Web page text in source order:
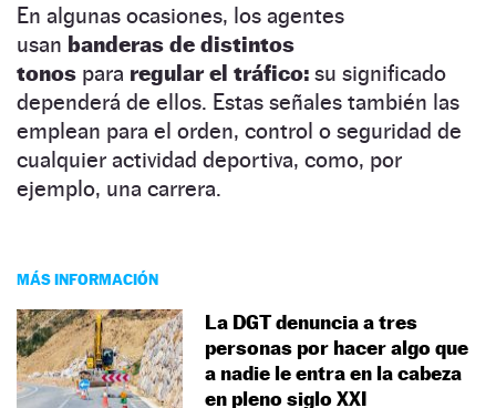
En algunas ocasiones, los agentes
usan banderas de distintos
tonos para regular el tráfico: su significado
dependerá de ellos. Estas señales también las
emplean para el orden, control o seguridad de
cualquier actividad deportiva, como, por
ejemplo, una carrera.
MÁS INFORMACIÓN
La DGT denuncia a tres
personas por hacer algo que
a nadie le entra en la cabeza
en pleno siglo XXI